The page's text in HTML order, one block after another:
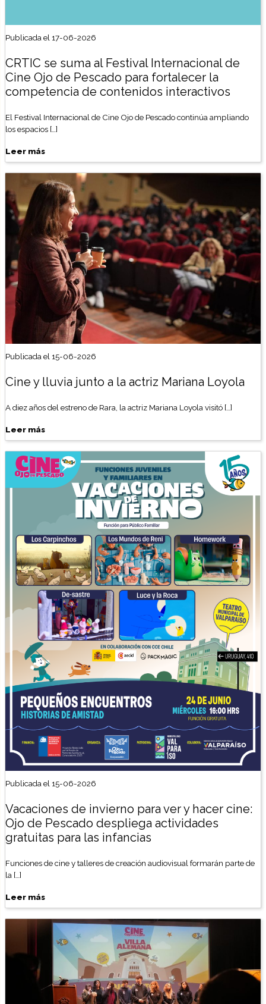
Publicada el 17-06-2026
CRTIC se suma al Festival Internacional de
Cine Ojo de Pescado para fortalecer la
competencia de contenidos interactivos
El Festival Internacional de Cine Ojo de Pescado continúa ampliando
los espacios […]
Leer más
Publicada el 15-06-2026
Cine y lluvia junto a la actriz Mariana Loyola
A diez años del estreno de Rara, la actriz Mariana Loyola visitó […]
Leer más
Publicada el 15-06-2026
Vacaciones de invierno para ver y hacer cine:
Ojo de Pescado despliega actividades
gratuitas para las infancias
Funciones de cine y talleres de creación audiovisual formarán parte de
la […]
Leer más